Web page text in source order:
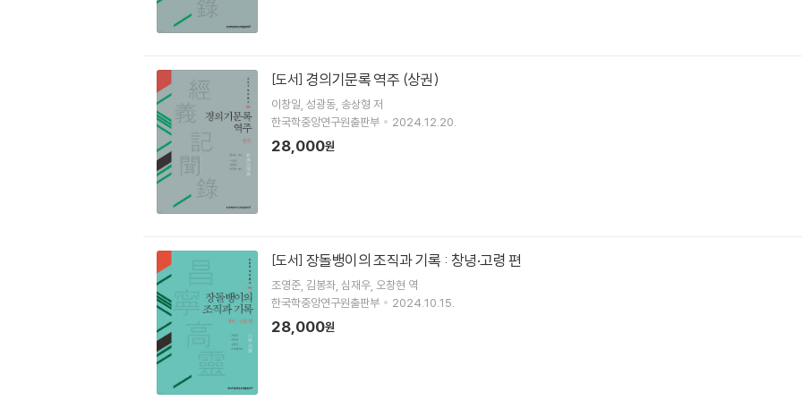
[도서] 경의기문록 역주 (상권)
이창일 성광동 송상형 저
한국학중앙연구원출판부
2024.12.20.
28,000원
[도서] 장돌뱅이의 조직과 기록 : 창녕·고령 편
조영준 김봉좌 심재우 오창현 역
한국학중앙연구원출판부
2024.10.15.
28,000원